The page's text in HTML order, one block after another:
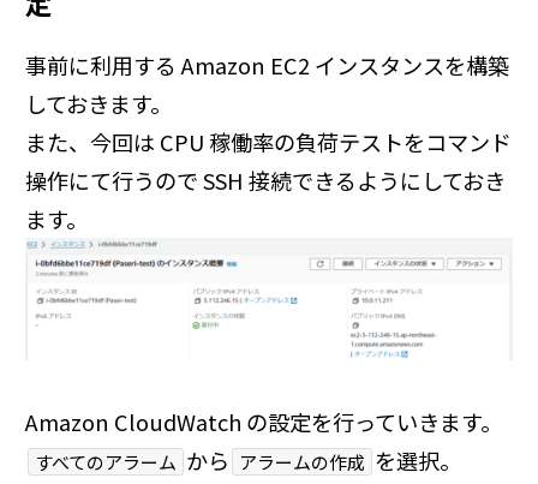
事前に利用する Amazon EC2 インスタンスを構築
しておきます。
また、今回は CPU 稼働率の負荷テストをコマンド
操作にて行うので SSH 接続できるようにしておき
ます。
Amazon CloudWatch の設定を行っていきます。
すべてのアラーム から アラームの作成 を選択。